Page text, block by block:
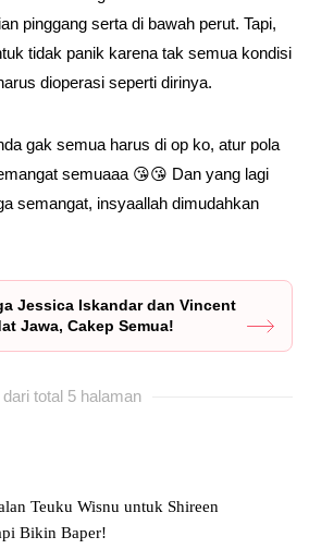
pinggang serta di bawah perut. Tapi,
tidak panik karena tak semua kondisi
dioperasi seperti dirinya.
gak semua harus di op ko, atur pola
semuaaa 😘😘 Dan yang lagi
semangat, insyaallah dimudahkan
Jessica Iskandar dan Vincent
Jawa, Cakep Semua!
dari total 5 halaman
Teuku Wisnu untuk Shireen
Bikin Baper!